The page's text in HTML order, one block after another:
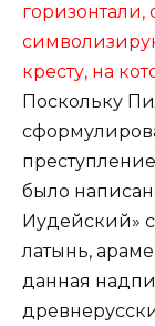
кресту, на
Поскольку
было
Иудейский»
латынь,
данная